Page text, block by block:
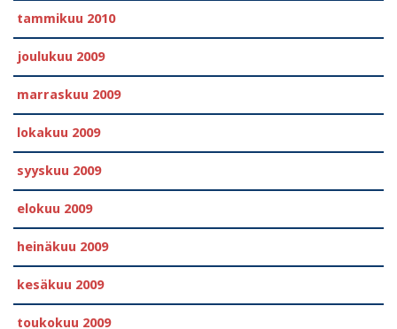
tammikuu 2010
joulukuu 2009
marraskuu 2009
lokakuu 2009
syyskuu 2009
elokuu 2009
heinäkuu 2009
kesäkuu 2009
toukokuu 2009